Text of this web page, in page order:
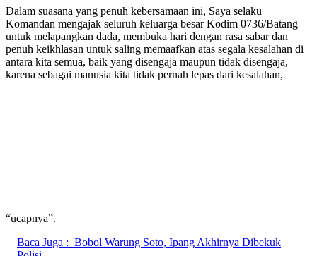
Dalam suasana yang penuh kebersamaan ini, Saya selaku
Komandan mengajak seluruh keluarga besar Kodim 0736/Batang
untuk melapangkan dada, membuka hari dengan rasa sabar dan
penuh keikhlasan untuk saling memaafkan atas segala kesalahan di
antara kita semua, baik yang disengaja maupun tidak disengaja,
karena sebagai manusia kita tidak pernah lepas dari kesalahan,
“ucapnya”.
Baca Juga : Bobol Warung Soto, Ipang Akhirnya Dibekuk